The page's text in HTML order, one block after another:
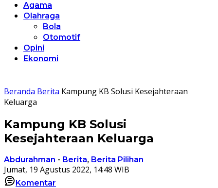
Agama
Olahraga
Bola
Otomotif
Opini
Ekonomi
Beranda Berita Kampung KB Solusi Kesejahteraan
Keluarga
Kampung KB Solusi
Kesejahteraan Keluarga
Abdurahman - Berita, Berita Pilihan
Jumat, 19 Agustus 2022, 14:48 WIB
Komentar